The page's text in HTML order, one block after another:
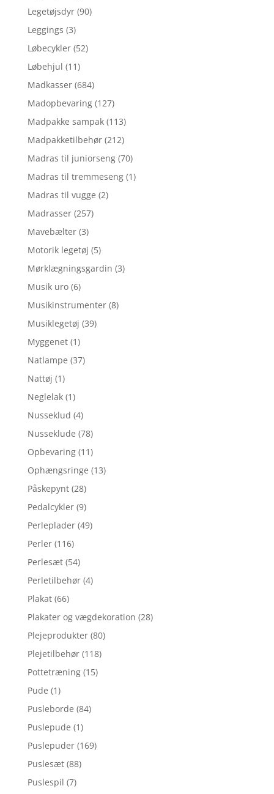
Legetøjsdyr (90)
Leggings (3)
Løbecykler (52)
Løbehjul (11)
Madkasser (684)
Madopbevaring (127)
Madpakke sampak (113)
Madpakketilbehør (212)
Madras til juniorseng (70)
Madras til tremmeseng (1)
Madras til vugge (2)
Madrasser (257)
Mavebælter (3)
Motorik legetøj (5)
Mørklægningsgardin (3)
Musik uro (6)
Musikinstrumenter (8)
Musiklegetøj (39)
Myggenet (1)
Natlampe (37)
Nattøj (1)
Neglelak (1)
Nusseklud (4)
Nusseklude (78)
Opbevaring (11)
Ophængsringe (13)
Påskepynt (28)
Pedalcykler (9)
Perleplader (49)
Perler (116)
Perlesæt (54)
Perletilbehør (4)
Plakat (66)
Plakater og vægdekoration (28)
Plejeprodukter (80)
Plejetilbehør (118)
Pottetræning (15)
Pude (1)
Pusleborde (84)
Puslepude (1)
Puslepuder (169)
Puslesæt (88)
Puslespil (7)